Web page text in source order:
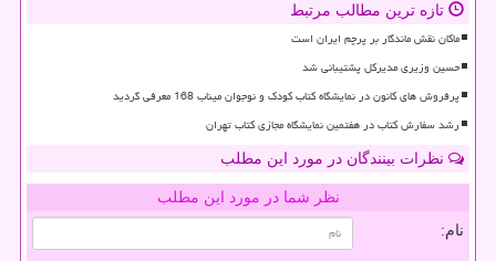
تازه ترین مطالب مرتبط
ماکان نقش ماندگار بر پرچم ایران است
حسین وزیری مدیرکل پشتیبانی شد
پرفروش های کانون در نمایشگاه کتاب کودک و نوجوان میناب 168 معرفی گردید
رشد سفارش کتاب در هفتمین نمایشگاه مجازی کتاب تهران
نظرات بینندگان در مورد این مطلب
نظر شما در مورد این مطلب
نام: